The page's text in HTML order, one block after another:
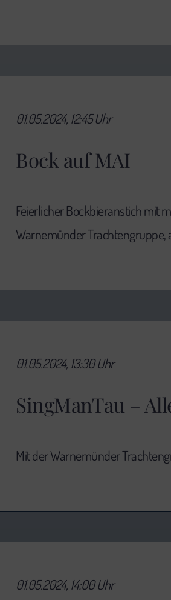
Bock auf MAI
01.05.2024, 12:45 Uhr
Feierlicher Bockbieranstich mit
Warnemünder
SingManTau –
01.05.2024, 13:30 Uhr
Mit der Warnemünder
01.05.2024, 14:00 Uhr